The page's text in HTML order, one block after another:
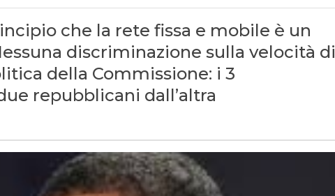
che la rete fissa e mobile è un
discriminazione sulla velocità di
della Commissione: i 3
repubblicani dall’altra